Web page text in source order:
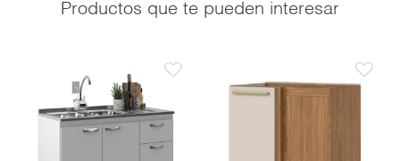
Productos que te pueden interesar